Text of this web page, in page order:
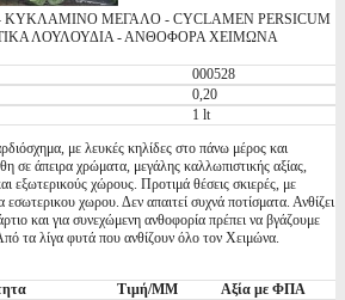
ΜΕΓΑΛΟ - CYCLAMEN PERSICUM
ΛΟΥΛΟΥΔΙΑ - ΑΝΘΟΦΟΡΑ ΧΕΙΜΩΝΑ
000528
0,20
1 lt
με λευκές κηλίδες στο πάνω μέρος και
σε άπειρα χρώματα, μεγάλης καλλωπιστικής αξίας,
εξωτερικούς χώρους. Προτιμά θέσεις σκιερές, με
χωρου. Δεν απαιτεί συχνά ποτίσματα. Ανθίζει
και για συνεχώμενη ανθοφορία πρέπει να βγάζουμε
τα λίγα φυτά που ανθίζουν όλο τον Χειμώνα.
Τιμή/ΜΜ Αξία με ΦΠΑ